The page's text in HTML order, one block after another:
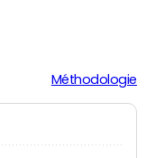
Méthodologie